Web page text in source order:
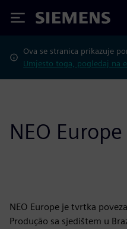
Siemens
Ova se stranica prikazuje
Umjesto toga, pogledaj na
NEO Europe
NEO Europe je tvrtka
Produção sa sjedištem u